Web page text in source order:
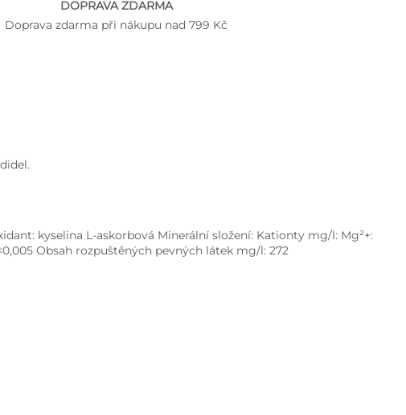
DOPRAVA ZDARMA
Doprava zdarma při nákupu nad 799 Kč
kyselina L-askorbová Minerální složení: Kationty mg/l: Mg²+:
: <0,005 Obsah rozpuštěných pevných látek mg/l: 272